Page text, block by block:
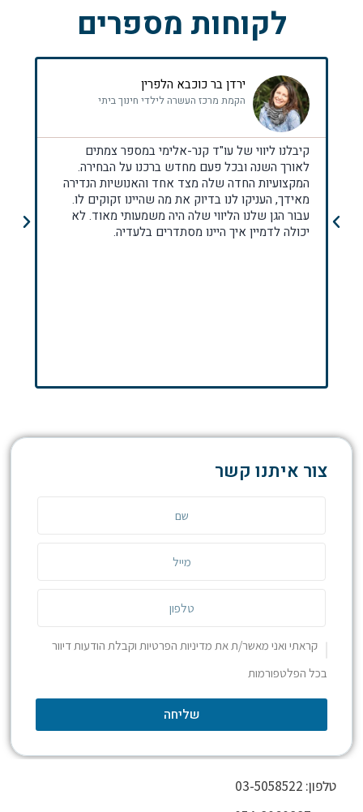
לקוחות מספרים
ירדן בר כוכבא הלפרין
הקמת מרכז העשרה לילדי חינוך ביתי
קיבלנו ליווי של עו"ד קנר-אלימי במספר צמתים
לאורך השנה ובכל פעם מחדש ברכנו על הבחירה.
המקצועיות החדה שלה מצד אחד והאנושיות הנדירה
מאידך, העניקו לנו בדיוק את מה שהיינו זקוקים לו.
עבור הגן שלנו הליווי שלה היה משמעותי מאוד. לא
יכולה לדמיין איך היינו מסתדרים בלעדיה.
צור איתנו קשר
קראתי ואני מאשר/ת את מדיניות הפרטיות וקבלת הודעות דיוור
בכל הפלטפורמות
שליחה
טלפון: 03-5058522